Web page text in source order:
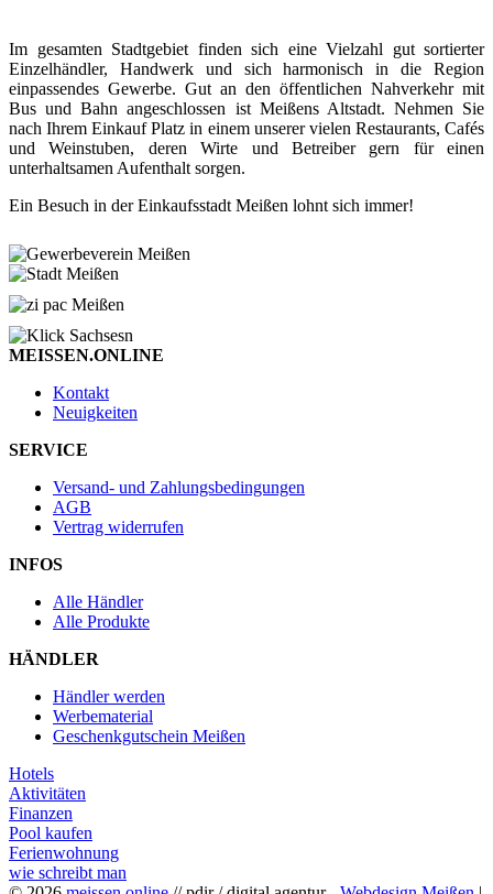
Im gesamten Stadtgebiet finden sich eine Vielzahl gut sortierter
Einzelhändler, Handwerk und sich harmonisch in die Region
einpassendes Gewerbe. Gut an den öffentlichen Nahverkehr mit
Bus und Bahn angeschlossen ist Meißens Altstadt. Nehmen Sie
nach Ihrem Einkauf Platz in einem unserer vielen Restaurants, Cafés
und Weinstuben, deren Wirte und Betreiber gern für einen
unterhaltsamen Aufenthalt sorgen.
Ein Besuch in der Einkaufsstadt Meißen lohnt sich immer!
MEISSEN.ONLINE
Kontakt
Neuigkeiten
SERVICE
Versand- und Zahlungsbedingungen
AGB
Vertrag widerrufen
INFOS
Alle Händler
Alle Produkte
HÄNDLER
Händler werden
Werbematerial
Geschenkgutschein Meißen
Hotels
Aktivitäten
Finanzen
Pool kaufen
Ferienwohnung
wie schreibt man